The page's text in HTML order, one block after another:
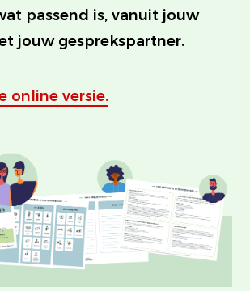
passend is, vanuit jouw
jouw gesprekspartner.
online versie.